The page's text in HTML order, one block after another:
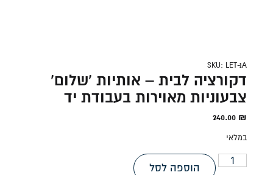
SKU: LET-1A
דקורציה לבית – אותיות 'שלום'
צבעוניות מאוירות בעבודת יד
240.00 ₪
במלאי
הוספה לסל